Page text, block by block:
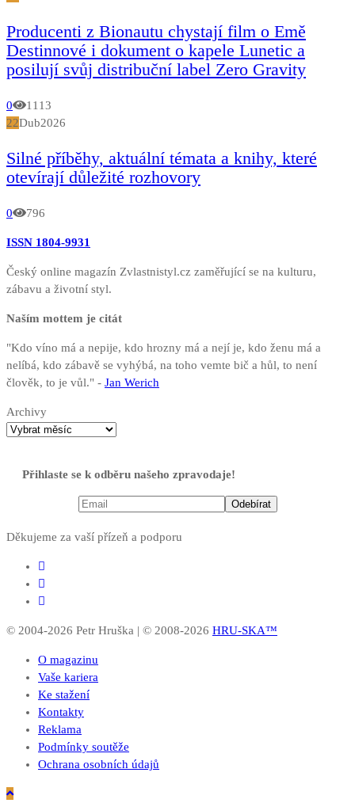
Producenti z Bionautu chystají film o Emě
Destinnové i dokument o kapele Lunetic a
posilují svůj distribuční label Zero Gravity
0
1113
22Dub2026
Silné příběhy, aktuální témata a knihy, které
otevírají důležité rozhovory
0 796
ISSN 1804-9931
Český online magazín Zvlastnistyl.cz zaměřující se na kulturu,
zábavu a životní styl.
Naším mottem je citát
"Kdo víno má a nepije, kdo hrozny má a nejí je, kdo ženu má a
nelíbá, kdo zábavě se vyhýbá, na toho vemte bič a hůl, to není
člověk, to je vůl." - Jan Werich
Archivy
Přihlaste se k odběru našeho zpravodaje!
Děkujeme za vaší přízeň a podporu
© 2004-2026 Petr Hruška | © 2008-2026 HRU-SKA™
O magazinu
Vaše kariera
Ke stažení
Kontakty
Reklama
Podmínky soutěže
Ochrana osobních údajů